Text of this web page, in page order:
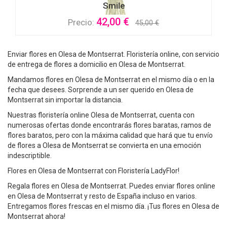
Smile
Precio: 42,00 € 45,00 €
Enviar flores en Olesa de Montserrat. Floristería online, con servicio
de entrega de flores a domicilio en Olesa de Montserrat.
Mandamos flores en Olesa de Montserrat en el mismo día o en la
fecha que desees. Sorprende a un ser querido en Olesa de
Montserrat sin importar la distancia.
Nuestras floristería online Olesa de Montserrat, cuenta con
numerosas ofertas donde encontrarás flores baratas, ramos de
flores baratos, pero con la máxima calidad que hará que tu envío
de flores a Olesa de Montserrat se convierta en una emoción
indescriptible.
Flores en Olesa de Montserrat con Floristería LadyFlor!
Regala flores en Olesa de Montserrat. Puedes enviar flores online
en Olesa de Montserrat y resto de España incluso en varios.
Entregamos flores frescas en el mismo día. ¡Tus flores en Olesa de
Montserrat ahora!